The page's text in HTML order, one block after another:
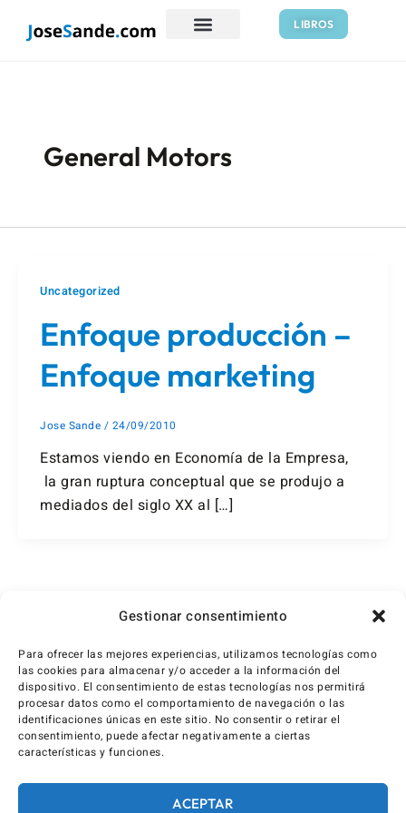
Gestionar consentimiento
Para ofrecer las mejores experiencias, utilizamos tecnologías como
las cookies para almacenar y/o acceder a la información del
dispositivo. El consentimiento de estas tecnologías nos permitirá
procesar datos como el comportamiento de navegación o las
identificaciones únicas en este sitio. No consentir o retirar el
consentimiento, puede afectar negativamente a ciertas
características y funciones.
ACEPTAR
LIBROS
General Motors
Uncategorized
Enfoque producción –
Enfoque marketing
Jose Sande / 24/09/2010
Estamos viendo en Economía de la Empresa,
la gran ruptura conceptual que se produjo a
mediados del siglo XX al […]
de
Anterior 1 2 3 Siguiente